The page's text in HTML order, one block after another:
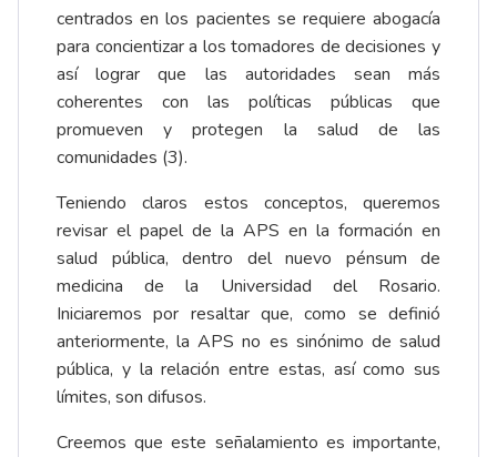
centrados en los pacientes se requiere abogacía
para concientizar a los tomadores de decisiones y
así lograr que las autoridades sean más
coherentes con las políticas públicas que
promueven y protegen la salud de las
comunidades (3).
Teniendo claros estos conceptos, queremos
revisar el papel de la APS en la formación en
salud pública, dentro del nuevo pénsum de
medicina de la Universidad del Rosario.
Iniciaremos por resaltar que, como se definió
anteriormente, la APS no es sinónimo de salud
pública, y la relación entre estas, así como sus
límites, son difusos.
Creemos que este señalamiento es importante,